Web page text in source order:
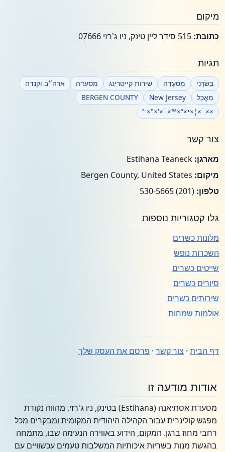
מיקום
כתובת:
תגיות
בַּשׂרָנִי מִסעָדָה שירות קייטרינג מסעדה
ארה״ב וקנדה
מַאֲכָל
New Jersey
BERGEN COUNTY
××¨×¦×•×ª ×"×'×¨×™×ª
צור קשר
מארגן:
מיקום:
טלפון: (201) 530-5665
גלו קטגוריות נוספות
מלונות כשרים
השכרות נופש
שייטים כשרים
סיורים כשרים
שירותים כשרים
אולמות שמחות
דף הבית · צור קשר · פרסם את העסק שלך
אודות מודעה זו
מסעדת אסתיאנה (Estihana) בטינק, ניו ג'רזי, מהווה נקודת
מפגש קולינרית עבור הקהילה היהודית המקומית ומבקרים מכל
רחבי מחוז ברגן. המקום, הידוע באווירה הנעימה שבו, מתמחה
בהגשת מנות בשריות איכותיות המשלבות טעמים עכשוויים עם